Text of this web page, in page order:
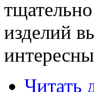
изделий
Читать